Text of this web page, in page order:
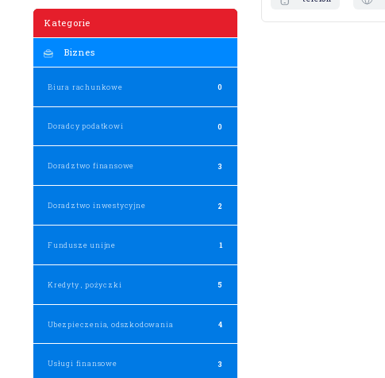
Kategorie
Biznes
Biura rachunkowe 0
Doradcy podatkowi 0
Doradztwo finansowe 3
Doradztwo inwestycyjne 2
Fundusze unijne 1
Kredyty , pożyczki 5
Ubezpieczenia, odszkodowania 4
Usługi finansowe 3